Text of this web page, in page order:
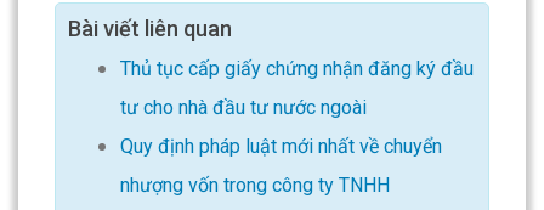
Bài viết liên quan
Thủ tục cấp giấy chứng nhận đăng ký đầu
tư cho nhà đầu tư nước ngoài
Quy định pháp luật mới nhất về chuyển
nhượng vốn trong công ty TNHH